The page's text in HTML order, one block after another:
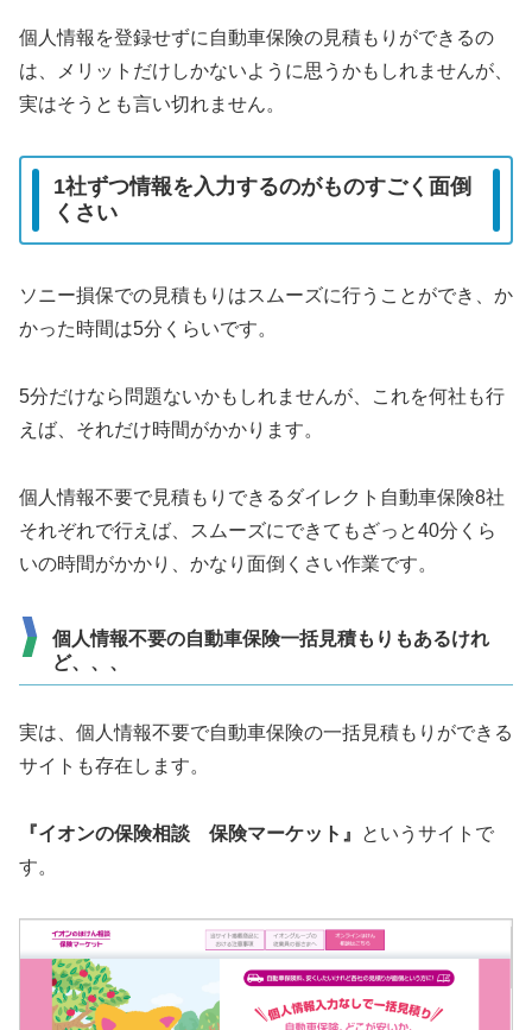
個人情報を登録せずに自動車保険の見積もりができるの
は、メリットだけしかないように思うかもしれませんが、
実はそうとも言い切れません。
1社ずつ情報を入力するのがものすごく面倒
くさい
ソニー損保での見積もりはスムーズに行うことができ、か
かった時間は5分くらいです。
5分だけなら問題ないかもしれませんが、これを何社も行
えば、それだけ時間がかかります。
個人情報不要で見積もりできるダイレクト自動車保険8社
それぞれで行えば、スムーズにできてもざっと40分くら
いの時間がかかり、かなり面倒くさい作業です。
個人情報不要の自動車保険一括見積もりもあるけれ
ど、、、
実は、個人情報不要で自動車保険の一括見積もりができる
サイトも存在します。
『イオンの保険相談 保険マーケット』
というサイトで
す。